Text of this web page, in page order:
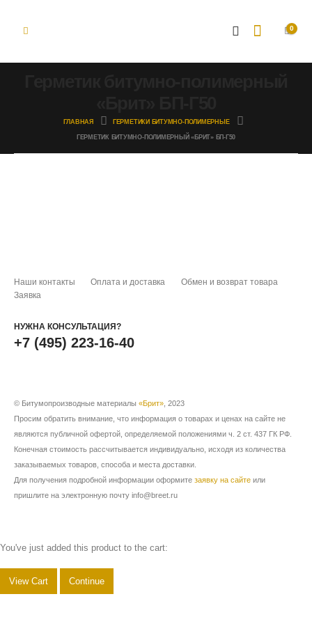
0
ГЛАВНАЯ ГЕРМЕТИКИ БИТУМНО-ПОЛИМЕРНЫЕ
ГЕРМЕТИК БИТУМНО-ПОЛИМЕРНЫЙ «БРИТ» БП-Г50
Наши контакты Оплата и доставка
Обмен и возврат товара
Заявка
НУЖНА КОНСУЛЬТАЦИЯ?
+7 (495) 223-16-40
© Битумопроизводные материалы «Брит» , 2023
Просим обратить внимание, что информация о товарах и ценах на сайте не
являются публичной офертой, определяемой положениями ч. 2 ст. 437 ГК РФ.
Конечная стоимость рассчитывается индивидуально, исходя из количества
заказываемых товаров, способа и места доставки.
Для получения подробной информации оформите заявку на сайте или
пришлите на электронную почту info@breet.ru
You've just added this product to the cart:
View Cart Continue